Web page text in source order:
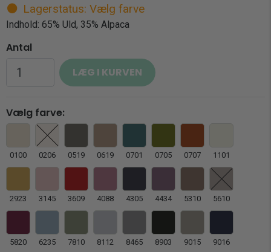
Lagerstatus: Vælg farve
Indhold: 65% Uld, 35% Alpaca
Antal
Vælg farve:
0100 0206 0519 0619 0701 0705 0707 1101
2923 3145 3609 4088 4305 4434 5310 5610
5820 6235 7810 8112 8465 8903 9015 9016